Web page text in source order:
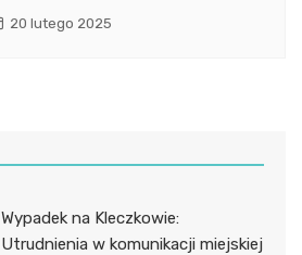
20 lutego 2025
Wypadek na Kleczkowie:
Utrudnienia w komunikacji miejskiej